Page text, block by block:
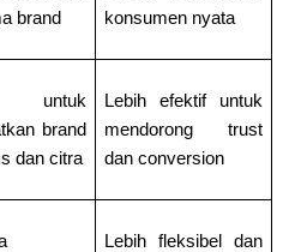
brand
konsumen nyata
untuk
brand
dan citra
Lebih efektif untuk
mendorong trust
dan conversion
Lebih fleksibel dan